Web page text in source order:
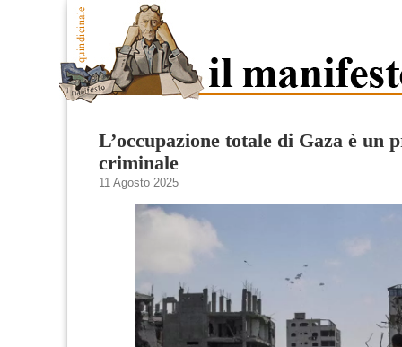
L’occupazione totale di Gaza è un
criminale
11 Agosto 2025